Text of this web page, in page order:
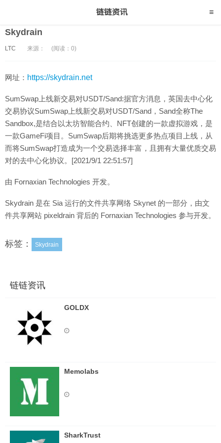
Skydrain
LTC 来源： (阅读：0)
网址： https://skydrain.net
SumSwap上线新交易对USDT/Sand:据官方消息，英国去中心化
交易协议SumSwap上线新交易对USDT/Sand，Sand全称The
Sandbox,是结合以太坊智能合约、NFT创建的一款虚拟游戏，是
一款GameFi项目。SumSwap后期将挑选更多热点项目上线，从
而将SumSwap打造成为一个交易选择丰富，且拥有大量优质交易
对的去中心化协议。[2021/9/1 22:51:57]
由 Fornaxian Technologies 开发。
Skydrain 是在 Sia 运行的文件共享网络 Skynet 的一部分，由文
件共享网站 pixeldrain 背后的 Fornaxian Technologies 参与开发。
标签： Skydrain
链链资讯
GOLDX
Memolabs
SharkTrust